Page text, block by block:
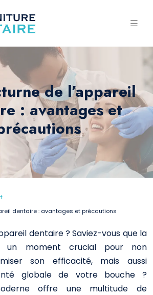
de l’appareil
: avantages et
dentaire : avantages et précautions
dentaire ? Saviez-vous que la
un moment crucial pour non
son efficacité, mais aussi
globale de votre bouche ?
offre une multitude de